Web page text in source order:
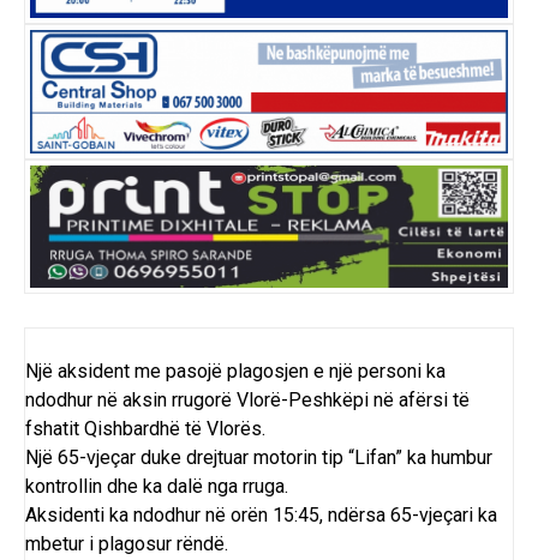
Një aksident me pasojë plagosjen e një personi ka
ndodhur në aksin rrugorë Vlorë-Peshkëpi në afërsi të
fshatit Qishbardhë të Vlorës.
Një 65-vjeçar duke drejtuar motorin tip “Lifan” ka humbur
kontrollin dhe ka dalë nga rruga.
Aksidenti ka ndodhur në orën 15:45, ndërsa 65-vjeçari ka
mbetur i plagosur rëndë.